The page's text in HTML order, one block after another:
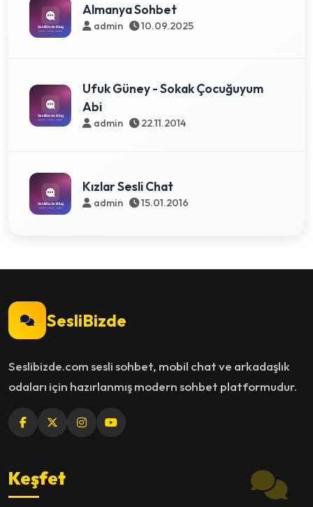
Almanya Sohbet
admin 10.09.2025
Ufuk Güney - Sokak Çocuğuyum
Abi
admin 22.11.2014
Kızlar Sesli Chat
admin 15.01.2016
SesliBizde
Seslibizde.com sesli sohbet, mobil chat ve arkadaşlık
odaları için hazırlanmış modern sohbet platformudur.
Keşfet